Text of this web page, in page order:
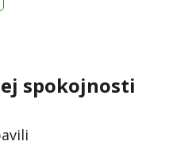
spokojnosti